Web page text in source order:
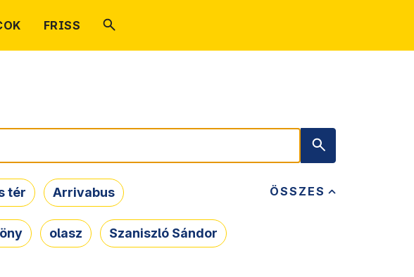
FRISS
ÖSSZES
tér Arrivabus
olasz Szaniszló Sándor